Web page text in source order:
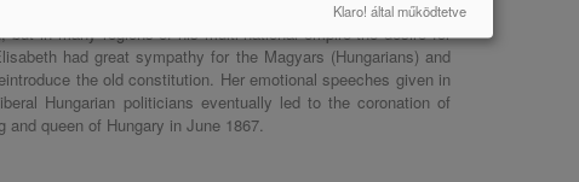
Elisabeth in Budapest. The young emperor ruled in a neo-
but in many regions of his multi-national empire the desire for
had great sympathy for the Magyars (Hungarians) and
the old constitution. Her emotional speeches given in
Hungarian politicians eventually led to the coronation of
queen of Hungary in June 1867.
Klaro! által működtetve